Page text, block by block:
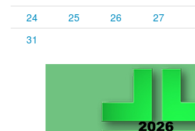
24
25 26 27
31